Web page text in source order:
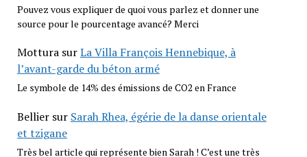
Pouvez vous expliquer de quoi vous parlez et donner une
source pour le pourcentage avancé? Merci
MotturasurLa Villa François Hennebique, à
l’avant-garde du béton armé
Le symbole de 14% des émissions de CO2 en France
Belliersur Sarah Rhea, égérie de la danse orientale
et tzigane
Très bel article qui représente bien Sarah ! C’est une très